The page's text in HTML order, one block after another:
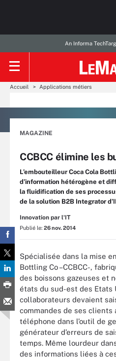
An Informa
Accueil Applications métiers
MAGAZINE
CCBCC élimine les
L’embouteilleur Coca Cola
d’information hétérogène et
la fluidification de ses
de la solution B2B Integrator
Innovation par l'IT
Publié le: 26 nov. 2014
Spécialisée dans la mise
Bottling Co –CCBCC-,
des boissons gazeuses et
états du sud-est des Etats
collaborateurs devaient
commandes de ses clients
téléphone dans l’outil de
générateur d’erreurs de
temps. Même lourdeur
des informations liées à